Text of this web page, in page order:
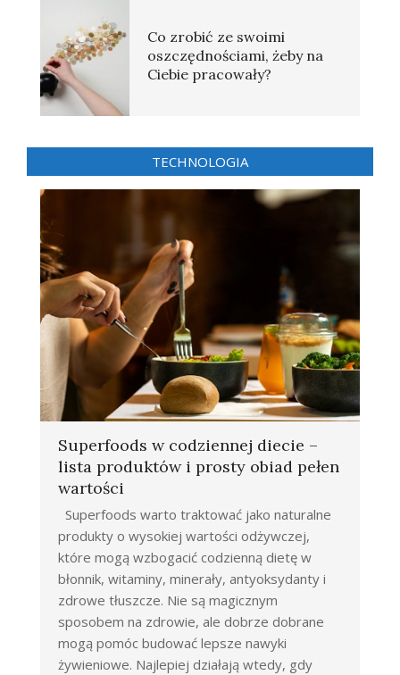
Co zrobić ze swoimi
oszczędnościami, żeby na
Ciebie pracowały?
TECHNOLOGIA
Superfoods w codziennej diecie –
lista produktów i prosty obiad pełen
wartości
Superfoods warto traktować jako naturalne
produkty o wysokiej wartości odżywczej,
które mogą wzbogacić codzienną dietę w
błonnik, witaminy, minerały, antyoksydanty i
zdrowe tłuszcze. Nie są magicznym
sposobem na zdrowie, ale dobrze dobrane
mogą pomóc budować lepsze nawyki
żywieniowe. Najlepiej działają wtedy, gdy